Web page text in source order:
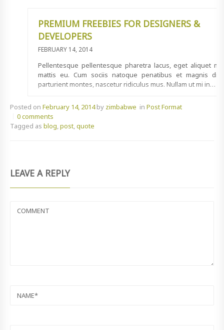
PREMIUM FREEBIES FOR DESIGNERS &
DEVELOPERS
FEBRUARY 14, 2014
Pellentesque pellentesque pharetra lacus, eget aliquet mi
mattis eu. Cum sociis natoque penatibus et magnis dis
parturient montes, nascetur ridiculus mus. Nullam ut mi in…
Posted on February 14, 2014by zimbabwe inPost Format
0 comments
Tagged as blog post quote
LEAVE A REPLY